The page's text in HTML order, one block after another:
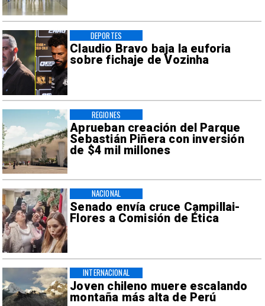
Claudio Bravo baja la euforia
sobre fichaje de Vozinha
DEPORTES
Aprueban creación del Parque
Sebastián Piñera con inversión
de $4 mil millones
REGIONES
Senado envía cruce Campillai-
Flores a Comisión de Ética
NACIONAL
Joven chileno muere escalando
montaña más alta de Perú
INTERNACIONAL